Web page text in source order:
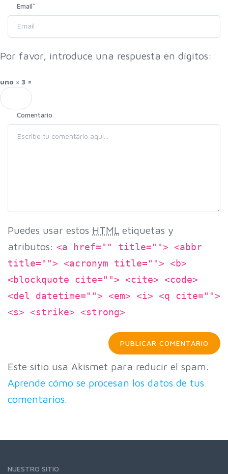
Email*
Por favor, introduce una respuesta en dígitos:
uno × 3 =
Comentario
Puedes usar estos HTML etiquetas y
atributos: <a href="" title=""> <abbr
title=""> <acronym title=""> <b>
<blockquote cite=""> <cite> <code>
<del datetime=""> <em> <i> <q cite="">
<s> <strike> <strong>
Este sitio usa Akismet para reducir el spam.
Aprende cómo se procesan los datos de tus
comentarios.
NUESTRO SITIO